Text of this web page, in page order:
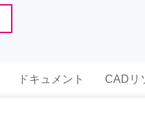
ドキュメント CADリ